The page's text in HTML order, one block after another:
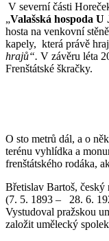
V severní části
„Valašská hospoda U
hosta na venkovní
kapely, která právě
hrajů“. V závěru léta
Frenštátské škračky.
O sto metrů dál, a o
terénu vyhlídka a
frenštátského rodáka,
Břetislav Bartoš, český
(7. 5. 1893 – 28. 6.
Vystudoval pražskou
založit umělecký